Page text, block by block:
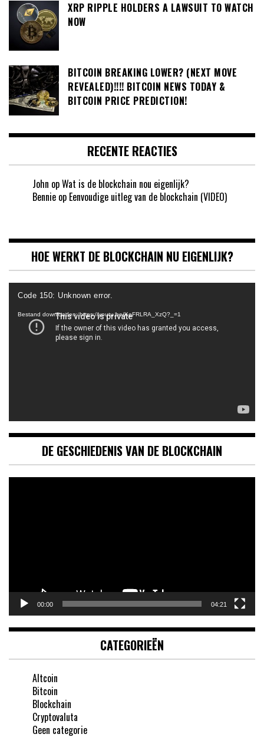
XRP RIPPLE HOLDERS A LAWSUIT TO WATCH
NOW
BITCOIN BREAKING LOWER? (NEXT MOVE
REVEALED)!!!! BITCOIN NEWS TODAY &
BITCOIN PRICE PREDICTION!
RECENTE REACTIES
John opWat is de blockchain nou eigenlijk?
Bennie op Eenvoudige uitleg van de blockchain (VIDEO)
HOE WERKT DE BLOCKCHAIN NU EIGENLIJK?
Videospeler
Code 150: Unknown error.
Bestand downloaden: https://youtu.be/KeFRLRA_XzQ?_=1
DE GESCHIEDENIS VAN DE BLOCKCHAIN
00:00 04:21
CATEGORIEËN
Altcoin
Bitcoin
Blockchain
Cryptovaluta
Geen categorie